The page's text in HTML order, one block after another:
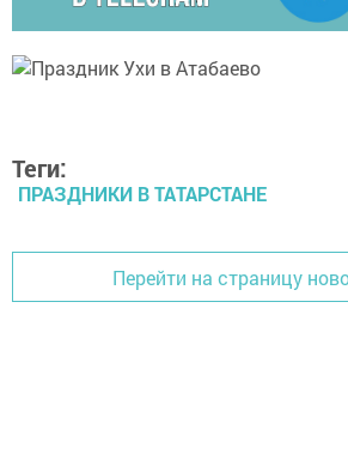
Теги:
ПРАЗДНИКИ В ТАТАРСТАНЕ
Перейти на страницу